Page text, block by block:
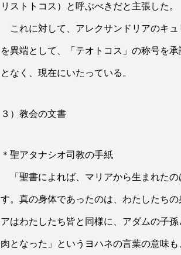
リストトコス）と呼ぶべきだと主張した。
これに対して、アレクサンドリアのキ
を異端として、「テオトコス」の称号を
となく、現在にいたっている。
３）教会の文書
＊聖アタナシオ司教の手紙
「聖書によれば、マリアから生まれた
す。真の身体であったのは、わたしたち
アはわたしたち皆と同様に、アダムの子
肉となった」というヨハネの言葉の意味